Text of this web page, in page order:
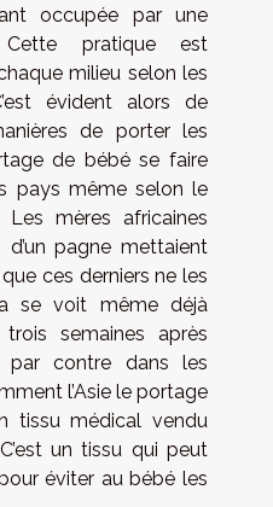
occupée par une
Cette pratique est
milieu selon les
évident alors de
de porter les
de bébé se faire
pays même selon le
mères africaines
pagne mettaient
ces derniers ne les
se voit même déjà
semaines après
par contre dans les
l’Asie le portage
tissu médical vendu
un tissu qui peut
éviter au bébé les